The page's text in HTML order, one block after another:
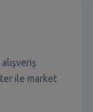
ile market